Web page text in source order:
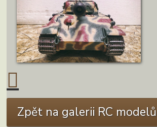
ZOBRAZIT DETAIL
Zpět na galerii RC modelů